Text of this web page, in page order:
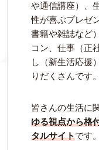
や通信講座）、
性が喜ぶプレゼ
書籍や雑誌など
コン、仕事（正
し（新生活応援
りだくさんです。
皆さんの生活に
ゆる視点から格
タルサイトです。